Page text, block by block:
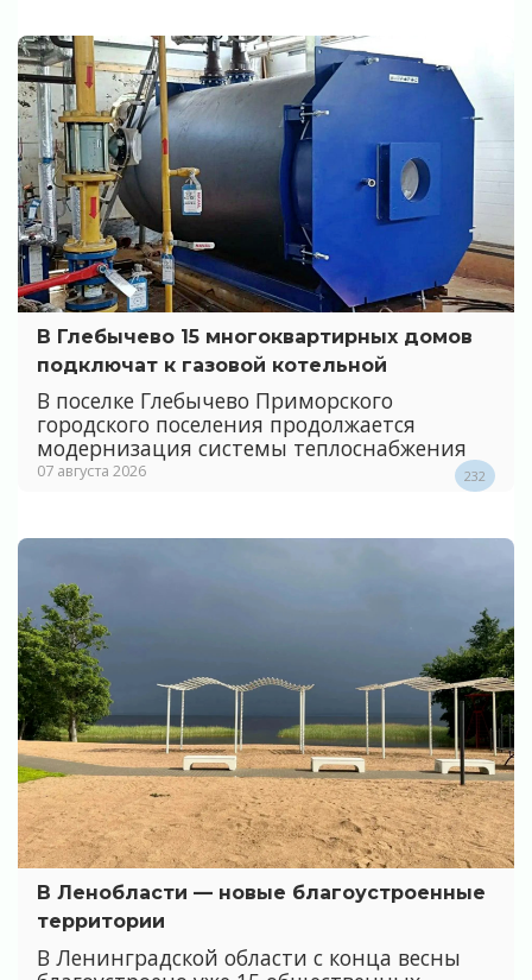
В Глебычево 15 многоквартирных домов
подключат к газовой котельной
В поселке Глебычево Приморского
городского поселения продолжается
модернизация системы теплоснабжения
07 августа 2026 232
В Ленобласти — новые благоустроенные
территории
В Ленинградской области с конца весны